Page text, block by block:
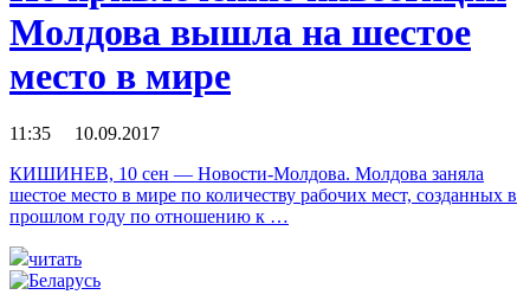
Молдова вышла на шестое
место в мире
11:35 10.09.2017
КИШИНЕВ, 10 сен — Новости-Молдова. Молдова заняла
шестое место в мире по количеству рабочих мест, созданных в
прошлом году по отношению к …
читать